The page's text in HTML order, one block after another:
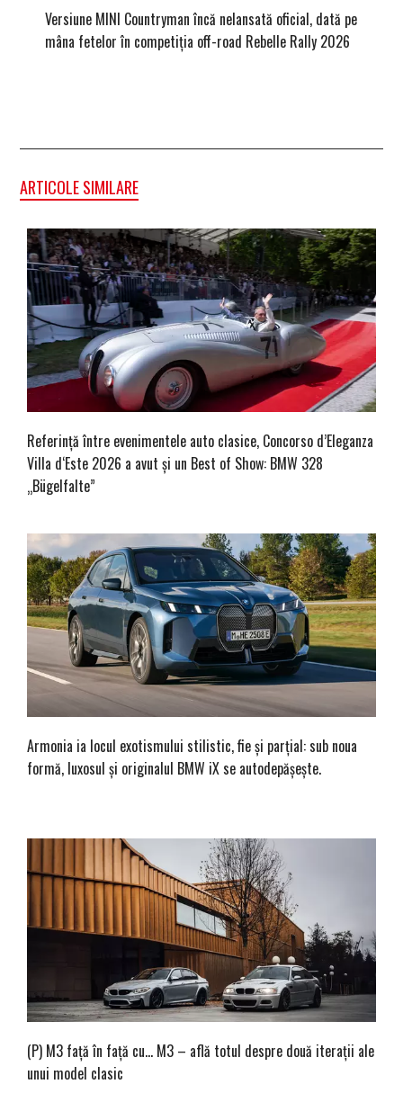
Versiune MINI Countryman încă nelansată oficial, dată pe
mâna fetelor în competiția off-road Rebelle Rally 2026
ARTICOLE SIMILARE
Referință între evenimentele auto clasice, Concorso d’Eleganza
Villa d‘Este 2026 a avut și un Best of Show: BMW 328
„Bügelfalte”
Armonia ia locul exotismului stilistic, fie și parțial: sub noua
formă, luxosul și originalul BMW iX se autodepășește.
(P) M3 față în față cu… M3 – află totul despre două iterații ale
unui model clasic